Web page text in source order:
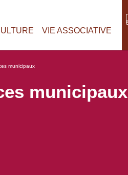
VIE ASSOCIATIVE
municipaux
municipaux